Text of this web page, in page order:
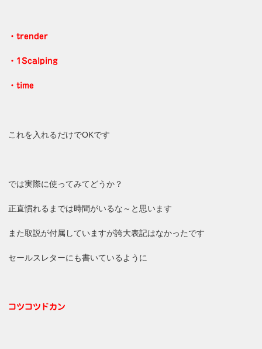
・trender
・1Scalping
・time
これを入れるだけでOKです
では実際に使ってみてどうか？
正直慣れるまでは時間がいるな～と思います
また取説が付属していますが誇大表記はなかったです
セールスレターにも書いているように
コツコツドカン